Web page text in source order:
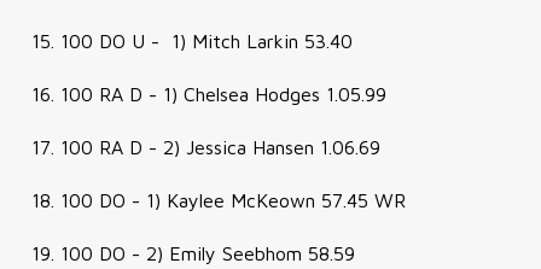
100 DO U - 1) Mitch Larkin 53.40
100 RA D - 1) Chelsea Hodges 1.05.99
100 RA D - 2) Jessica Hansen 1.06.69
100 DO - 1) Kaylee McKeown 57.45 WR
100 DO - 2) Emily Seebhom 58.59